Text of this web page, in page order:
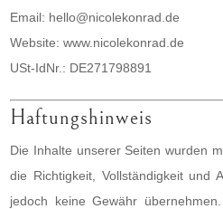
Email: hello@nicolekonrad.de
Website: www.nicolekonrad.de
USt-IdNr.: DE271798891
Haftungshinweis
Die Inhalte unserer Seiten wurden
die Richtigkeit, Vollständigkeit und
jedoch keine Gewähr